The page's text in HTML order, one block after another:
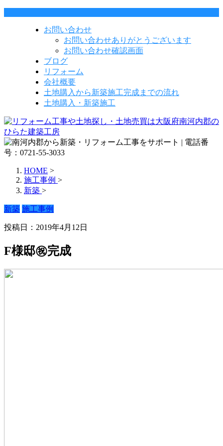
お問い合わせ
お問い合わせありがとうございます
お問い合わせ確認画面
ブログ
リフォーム
会社概要
土地購入から新築施工完成までの流れ
土地購入・新築施工
HOME >
施工事例 >
新築 >
新築 施工事例
投稿日：2019年4月12日
F様邸㊗️完成